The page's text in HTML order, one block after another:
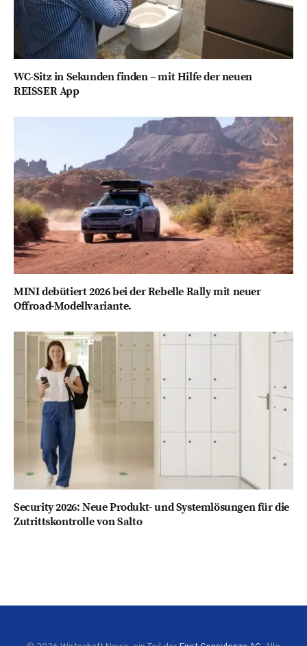
WC-Sitz in Sekunden finden – mit Hilfe der neuen
REISSER App
MINI debütiert 2026 bei der Rebelle Rally mit neuer
Offroad-Modellvariante.
Security 2026: Neue Produkt- und Systemlösungen für die
Zutrittskontrolle von Salto